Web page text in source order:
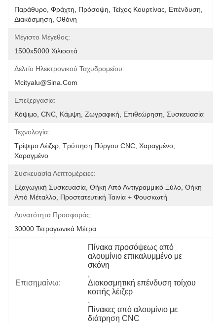
Παράθυρο, Φράχτη, Πρόσοψη, Τείχος Κουρτίνας, Επένδυση,
Διακόσμηση, Οθόνη
Μέγιστο Μέγεθος:
1500x5000 Χιλιοστά
Δελτίο Ηλεκτρονικού Ταχυδρομείου:
Mcityalu@sina.com
Επεξεργασία:
Κόψιμο, CNC, Κάμψη, Ζωγραφική, Επιθεώρηση, Συσκευασία
Τεχνολογία:
Τρίψιμο Λέιζερ, Τρύπηση Πύργου CNC, Χαραγμένο,
Χαραγμένο
Συσκευασία Λεπτομέρειες:
Εξαγωγική Συσκευασία, Θήκη Από Αντιγραμμικό Ξύλο, Θήκη
Από Μέταλλο, Προστατευτική Ταινία + Φουσκωτή
Δυνατότητα Προσφοράς:
30000 Τετραγωνικά Μέτρα
Επισημαίνω:
Πίνακα προσόψεως από
αλουμίνιο επικαλυμμένο με
σκόνη
,
Διακοσμητική επένδυση τοίχου
κοπής λέιζερ
,
Πίνακες από αλουμίνιο με
διάτρηση CNC